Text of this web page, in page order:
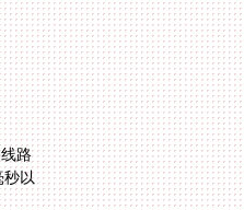
路
以